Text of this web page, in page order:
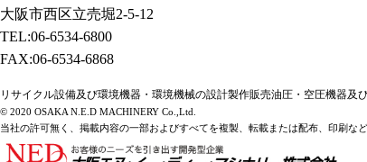
大阪市西区立売堀2-5-12
TEL:06-6534-6800
FAX:06-6534-6868
リサイクル設備及び環境機器・環境機械の設計製作販売油圧・空圧機器
© 2020 OSAKA N.E.D MACHINERY Co.,Ltd.
当社の許可無く、掲載内容の一部およびすべてを複製、転載または配布、印刷な